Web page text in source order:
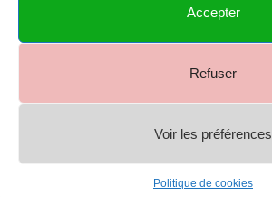
Accepter
Refuser
Voir les préférences
Politique de cookies
Menu Account